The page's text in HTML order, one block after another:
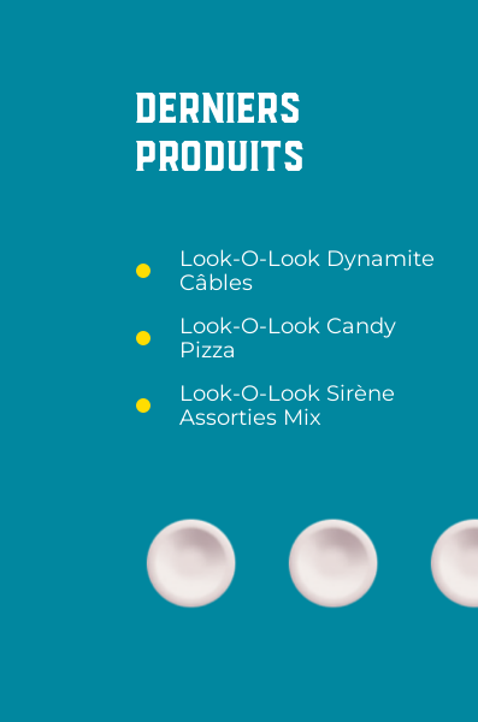
Derniers
produits
Look-O-Look Dynamite
Câbles
Look-O-Look Candy
Pizza
Look-O-Look Sirène
Assorties Mix